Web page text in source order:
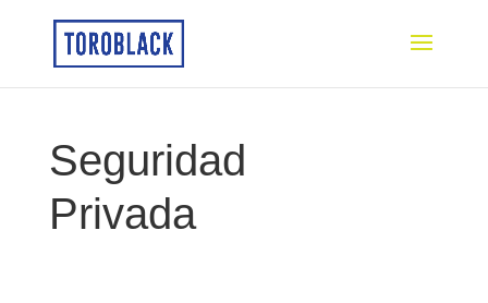
Seguridad
Privada